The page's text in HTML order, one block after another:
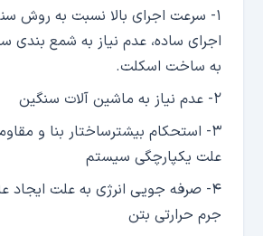
۱- سرعت اجرای بالا نسبت به روش
اجرای ساده، عدم نیاز به شمع بندی
به ساخت اسکلت.
۲- عدم نیاز به ماشین آلات سنگین
۳- استحکام بیشترساختار بنا و
علت یکپارچگی سیستم
۴- صرفه جویی انرژی به علت ایجاد
جرم حرارتی بتن